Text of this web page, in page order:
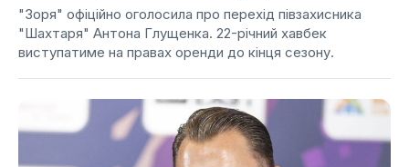
"Зоря" офіційно оголосила про перехід півзахисника
"Шахтаря" Антона Глущенка. 22-річний хавбек
виступатиме на правах оренди до кінця сезону.